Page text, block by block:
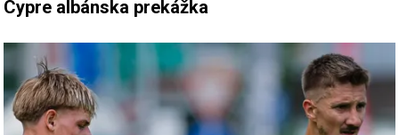
Cypre albánska prekážka